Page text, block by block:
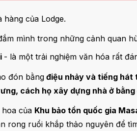
hàng của Lodge.
mình trong những cảnh quan
- là một trải nghiệm văn hóa rất
đón bằngđiệu nhảy và tiếng hát
cách họ xây dựng nhà ở bằng
của Khu bảo tồn quốc gia
rong ruổi khắp thảo nguyên để